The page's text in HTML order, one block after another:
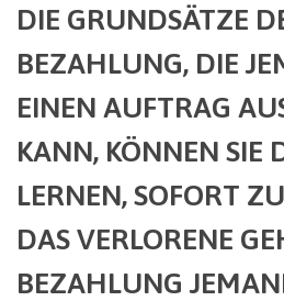
DIE GRUNDSÄTZE
BEZAHLUNG, DIE
EINEN AUFTRAG
KANN, KÖNNEN SIE
LERNEN, SOFORT
DAS VERLORENE
BEZAHLUNG